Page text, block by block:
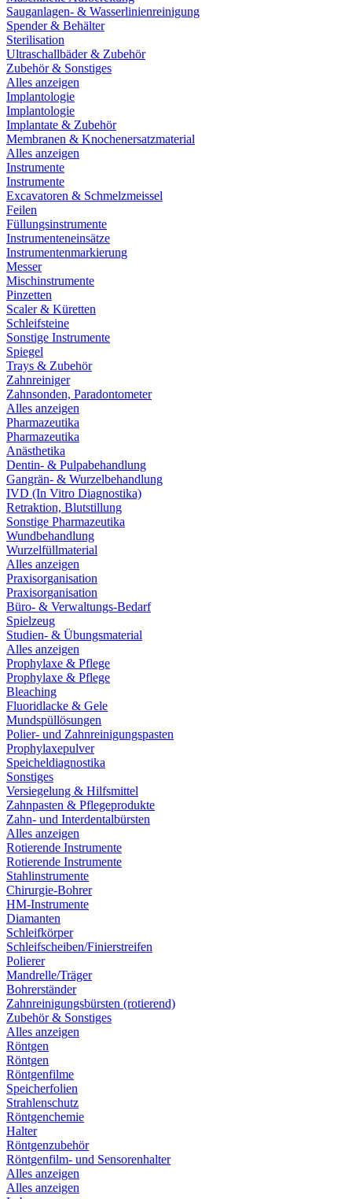
Sauganlagen- & Wasserlinienreinigung
Spender & Behälter
Sterilisation
Ultraschallbäder & Zubehör
Zubehör & Sonstiges
Alles anzeigen
Implantologie
Implantologie
Implantate & Zubehör
Membranen & Knochenersatzmaterial
Alles anzeigen
Instrumente
Instrumente
Excavatoren & Schmelzmeissel
Feilen
Füllungsinstrumente
Instrumenteneinsätze
Instrumentenmarkierung
Messer
Mischinstrumente
Pinzetten
Scaler & Küretten
Schleifsteine
Sonstige Instrumente
Spiegel
Trays & Zubehör
Zahnreiniger
Zahnsonden, Paradontometer
Alles anzeigen
Pharmazeutika
Pharmazeutika
Anästhetika
Dentin- & Pulpabehandlung
Gangrän- & Wurzelbehandlung
IVD (In Vitro Diagnostika)
Retraktion, Blutstillung
Sonstige Pharmazeutika
Wundbehandlung
Wurzelfüllmaterial
Alles anzeigen
Praxisorganisation
Praxisorganisation
Büro- & Verwaltungs-Bedarf
Spielzeug
Studien- & Übungsmaterial
Alles anzeigen
Prophylaxe & Pflege
Prophylaxe & Pflege
Bleaching
Fluoridlacke & Gele
Mundspüllösungen
Polier- und Zahnreinigungspasten
Prophylaxepulver
Speicheldiagnostika
Sonstiges
Versiegelung & Hilfsmittel
Zahnpasten & Pflegeprodukte
Zahn- und Interdentalbürsten
Alles anzeigen
Rotierende Instrumente
Rotierende Instrumente
Stahlinstrumente
Chirurgie-Bohrer
HM-Instrumente
Diamanten
Schleifkörper
Schleifscheiben/Finierstreifen
Polierer
Mandrelle/Träger
Bohrerständer
Zahnreinigungsbürsten (rotierend)
Zubehör & Sonstiges
Alles anzeigen
Röntgen
Röntgen
Röntgenfilme
Speicherfolien
Strahlenschutz
Röntgenchemie
Halter
Röntgenzubehör
Röntgenfilm- und Sensorenhalter
Alles anzeigen
Alles anzeigen